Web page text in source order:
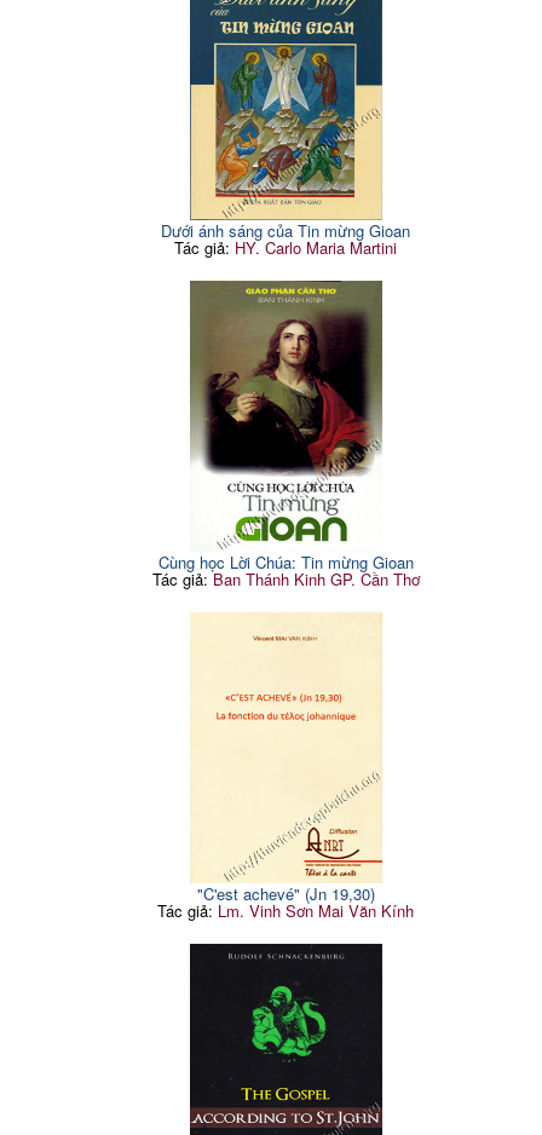
Dưới ánh sáng của Tin mừng Gioan
Tác giả: HY. Carlo Maria Martini
Cùng học Lời Chúa: Tin mừng Gioan
Tác giả:Ban Thánh Kinh GP. Cần Thơ
"C'est achevé" (Jn 19,30)
Tác giả: Lm. Vinh Sơn Mai Văn Kính